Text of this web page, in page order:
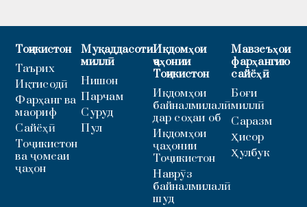
Тоҷикистон
Таърих
Иқтисодӣ
Фарҳанг ва
маориф
Сайёҳӣ
Тоҷикистон
ва ҷомеаи
ҷаҳон
Муқаддасоти
миллӣ
Нишон
Парчам
Суруд
Пул
Иқдомҳои
ҷаҳонии
Тоҷикистон
Иқдомҳои
байналмилалӣ
дар соҳаи об
Иқдомҳои
ҷаҳонии
Тоҷикистон
Наврӯз
байналмилалӣ
шуд
Мавзеъҳои
фарҳангию
сайёҳӣ
Боғи
миллӣ
Саразм
Ҳисор
Ҳулбук